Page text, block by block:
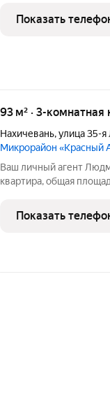
мечтает создать свой
смелые
Показать
93 м² · 3-
Нахичевань,улица 35-я
Микрорайон «Красный
Ваш личный агент
кваpтира, общая
техника, кухня Мария,
посудомоечная машина.
Показать